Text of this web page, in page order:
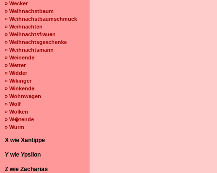
» Wecker
» Weihnachstbaum
» Weihnachstbaumschmuck
» Weihnachten
» Weihnachtsfrauen
» Weihnachtsgeschenke
» Weihnachtsmann
» Weinende
» Wetter
» Widder
» Wikinger
» Winkende
» Wohnwagen
» Wolf
» Wolken
» W�tende
» Wurm
X wie Xantippe
Y wie Ypsilon
Z wie Zacharias